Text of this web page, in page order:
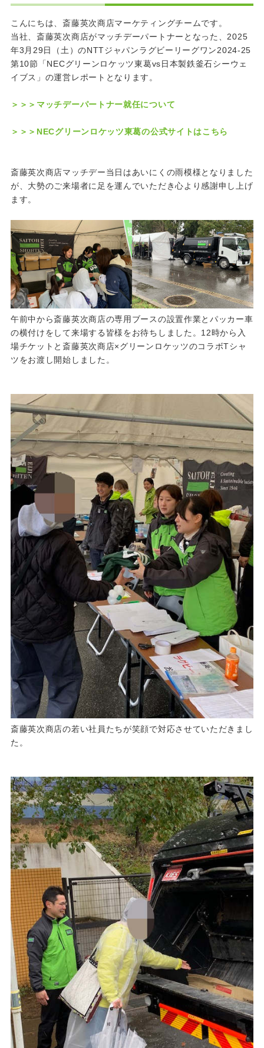
こんにちは、斎藤英次商店マーケティングチームです。
当社、斎藤英次商店がマッチデーパートナーとなった、2025
年3月29日（土）のNTTジャパンラグビーリーグワン2024-25
第10節「NECグリーンロケッツ東葛vs日本製鉄釜石シーウェ
イブス」の運営レポートとなります。
＞＞＞マッチデーパートナー就任について
＞＞＞NECグリーンロケッツ東葛の公式サイトはこちら
斎藤英次商店マッチデー当日はあいにくの雨模様となりました
が、大勢のご来場者に足を運んでいただき心より感謝申し上げ
ます。
午前中から斎藤英次商店の専用ブースの設置作業とパッカー車
の横付けをして来場する皆様をお待ちしました。12時から入
場チケットと斎藤英次商店×グリーンロケッツのコラボTシャ
ツをお渡し開始しました。
斎藤英次商店の若い社員たちが笑顔で対応させていただきまし
た。